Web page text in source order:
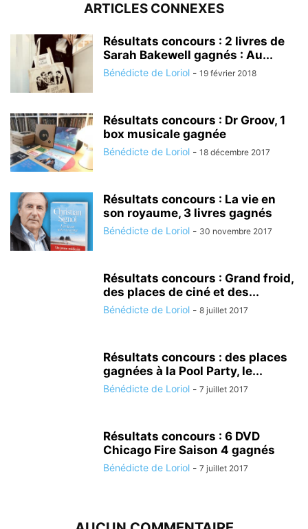
ARTICLES CONNEXES
Résultats concours : 2 livres de
Sarah Bakewell gagnés : Au...
Bénédicte de Loriol - 19 février 2018
Résultats concours : Dr Groov, 1
box musicale gagnée
Bénédicte de Loriol - 18 décembre 2017
Résultats concours : La vie en
son royaume, 3 livres gagnés
Bénédicte de Loriol - 30 novembre 2017
Résultats concours : Grand froid,
des places de ciné et des...
Bénédicte de Loriol - 8 juillet 2017
Résultats concours : des places
gagnées à la Pool Party, le...
Bénédicte de Loriol - 7 juillet 2017
Résultats concours : 6 DVD
Chicago Fire Saison 4 gagnés
Bénédicte de Loriol - 7 juillet 2017